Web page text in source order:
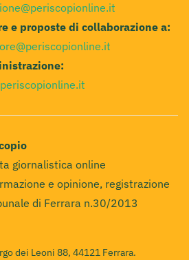
e proposte di collaborazione a:
giornalistica online
e opinione, registrazione
di Ferrara n.30/2013
dei Leoni 88, 44121 Ferrara.